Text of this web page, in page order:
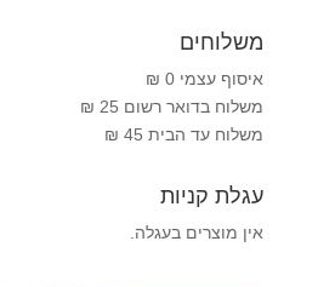
משלוחים
איסוף עצמי 0 ₪
משלוח בדואר רשום 25 ₪
משלוח עד הבית 45 ₪
עגלת קניות
אין מוצרים בעגלה.